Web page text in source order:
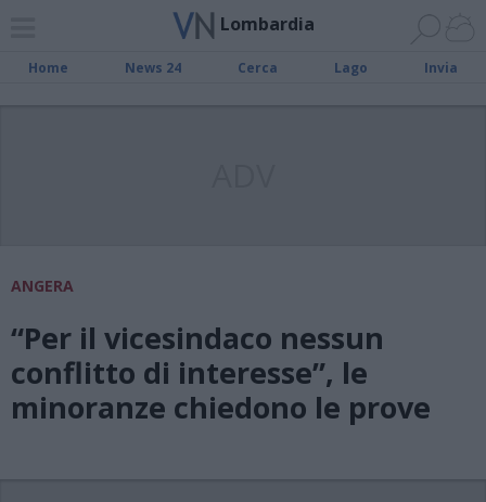
Lombardia
Home News 24 Cerca Lago Invia
ANGERA
“Per il vicesindaco nessun
conflitto di interesse”, le
minoranze chiedono le prove